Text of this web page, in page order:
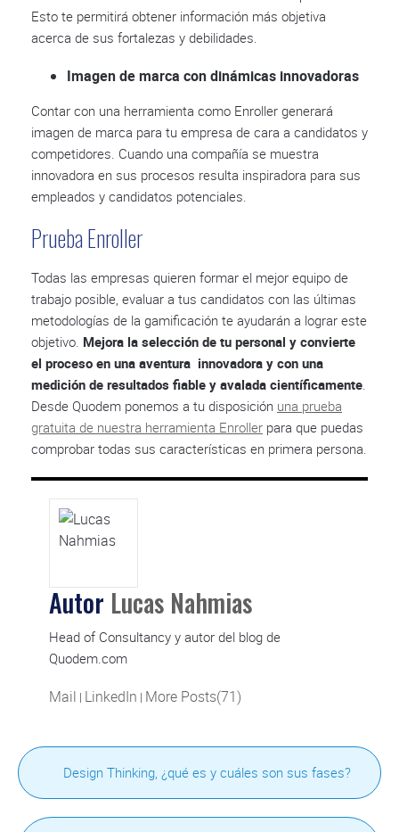
Esto te permitirá obtener información más objetiva
acerca de sus fortalezas y debilidades.
Imagen de marca con dinámicas innovadoras
Contar con una herramienta como Enroller generará
imagen de marca para tu empresa de cara a candidatos y
competidores. Cuando una compañía se muestra
innovadora en sus procesos resulta inspiradora para sus
empleados y candidatos potenciales.
Prueba Enroller
Todas las empresas quieren formar el mejor equipo de
trabajo posible, evaluar a tus candidatos con las últimas
metodologías de la gamificación te ayudarán a lograr este
objetivo. Mejora la selección de tu personal y convierte
el proceso en una aventura innovadora y con una
medición de resultados fiable y avalada científicamente
Desde Quodem ponemos a tu disposición una prueba
gratuita de nuestra herramienta Enroller para que puedas
comprobar todas sus características en primera persona.
Autor Lucas Nahmias
Head of Consultancy y autor del blog de
Quodem.com
Mail | LinkedIn | More Posts(71)
Design Thinking, ¿qué es y cuáles son sus fases?